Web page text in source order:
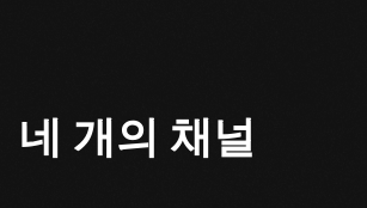
네 개의 채널